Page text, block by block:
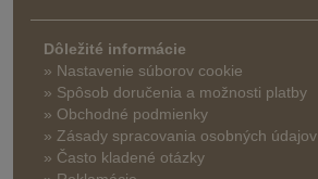
Dôležité informácie
» Nastavenie súborov cookie
» Spôsob doručenia a možnosti platby
» Obchodné podmienky
» Zásady spracovania osobných údajov
» Často kladené otázky